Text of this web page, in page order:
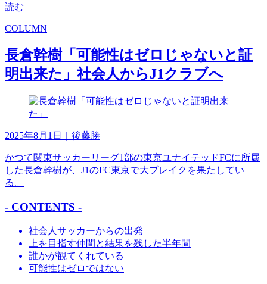
読む
COLUMN
長倉幹樹「可能性はゼロじゃないと証
明出来た」社会人からJ1クラブへ
2025年8月1日 ｜後藤勝
かつて関東サッカーリーグ1部の東京ユナイテッドFCに所属
した長倉幹樹が、J1のFC東京で大ブレイクを果たしてい
る。
- CONTENTS -
社会人サッカーからの出発
上を目指す仲間と結果を残した半年間
誰かが観てくれている
可能性はゼロではない